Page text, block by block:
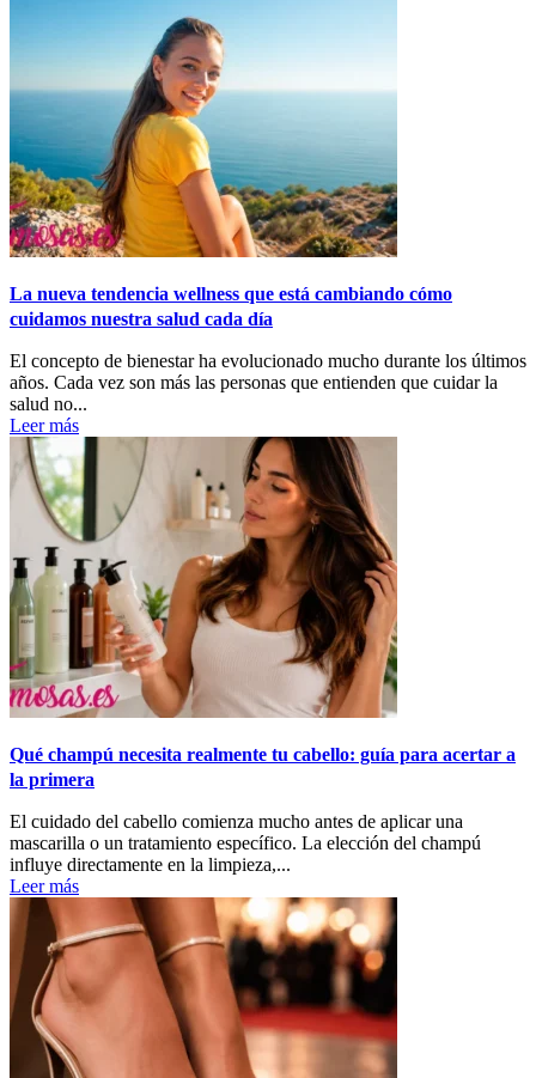
La nueva tendencia wellness que está cambiando cómo
cuidamos nuestra salud cada día
El concepto de bienestar ha evolucionado mucho durante los últimos
años. Cada vez son más las personas que entienden que cuidar la
salud no...
Leer más
Qué champú necesita realmente tu cabello: guía para acertar a
la primera
El cuidado del cabello comienza mucho antes de aplicar una
mascarilla o un tratamiento específico. La elección del champú
influye directamente en la limpieza,...
Leer más